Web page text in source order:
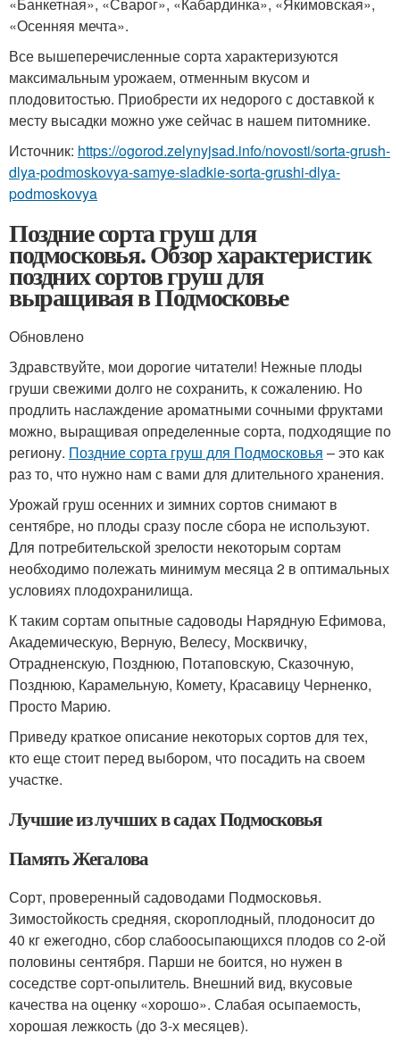
«Осенняя мечта».
Все вышеперечисленные сорта характеризуются
максимальным урожаем, отменным вкусом и
плодовитостью. Приобрести их недорого с доставкой к
месту высадки можно уже сейчас в нашем питомнике.
Источник: https://ogorod.zelynyjsad.info/novosti/sorta-grush-
dlya-podmoskovya-samye-sladkie-sorta-grushi-dlya-
podmoskovya
Поздние сорта груш для
подмосковья. Обзор характеристик
поздних сортов груш для
выращивая в Подмосковье
Обновлено
Здравствуйте, мои дорогие читатели! Нежные плоды
груши свежими долго не сохранить, к сожалению. Но
продлить наслаждение ароматными сочными фруктами
можно, выращивая определенные сорта, подходящие по
региону. Поздние сорта груш для Подмосковья – это как
раз то, что нужно нам с вами для длительного хранения.
Урожай груш осенних и зимних сортов снимают в
сентябре, но плоды сразу после сбора не используют.
Для потребительской зрелости некоторым сортам
необходимо полежать минимум месяца 2 в оптимальных
условиях плодохранилища.
К таким сортам опытные садоводы Нарядную Ефимова,
Академическую, Верную, Велесу, Москвичку,
Отрадненскую, Позднюю, Потаповскую, Сказочную,
Позднюю, Карамельную, Комету, Красавицу Черненко,
Просто Марию.
Приведу краткое описание некоторых сортов для тех,
кто еще стоит перед выбором, что посадить на своем
участке.
Лучшие из лучших в садах Подмосковья
Память Жегалова
Сорт, проверенный садоводами Подмосковья.
Зимостойкость средняя, скороплодный, плодоносит до
40 кг ежегодно, сбор слабоосыпающихся плодов со 2-ой
половины сентября. Парши не боится, но нужен в
соседстве сорт-опылитель. Внешний вид, вкусовые
качества на оценку «хорошо». Слабая осыпаемость,
хорошая лежкость (до 3-х месяцев).